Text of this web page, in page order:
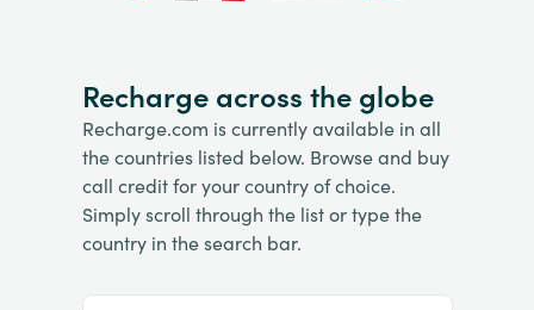
Recharge across the globe
Recharge.com is currently available in all
the countries listed below. Browse and buy
call credit for your country of choice.
Simply scroll through the list or type the
country in the search bar.